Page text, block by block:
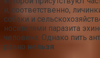
и, соответственно,
собаки и
носителями паразита
человека. Однако пить
равно нельзя.